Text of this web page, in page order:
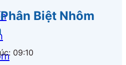
Biệt Nhôm
09:10